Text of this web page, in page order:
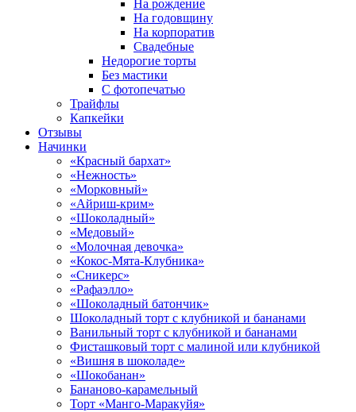
На рождение
На годовщину
На корпоратив
Свадебные
Недорогие торты
Без мастики
С фотопечатью
Трайфлы
Капкейки
Отзывы
Начинки
«Красный бархат»
«Нежность»
«Морковный»
«Айриш-крим»
«Шоколадный»
«Медовый»
«Молочная девочка»
«Кокос-Мята-Клубника»
«Сникерс»
«Рафаэлло»
«Шоколадный батончик»
Шоколадный торт с клубникой и бананами
Ванильный торт с клубникой и бананами
Фисташковый торт с малиной или клубникой
«Вишня в шоколаде»
«Шокобанан»
Бананово-карамельный
Торт «Манго-Маракуйя»